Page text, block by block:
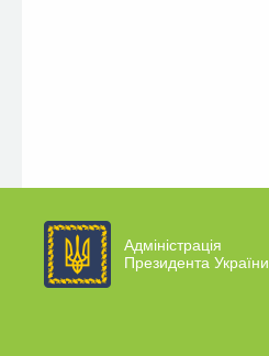
Адміністрація
Президента України